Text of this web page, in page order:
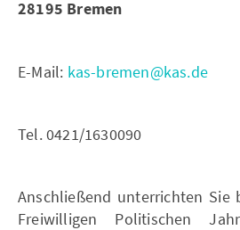
28195 Bremen
E-Mail: kas-bremen@kas.de
Tel. 0421/1630090
Anschließend unterrichten Sie
Freiwilligen Politischen